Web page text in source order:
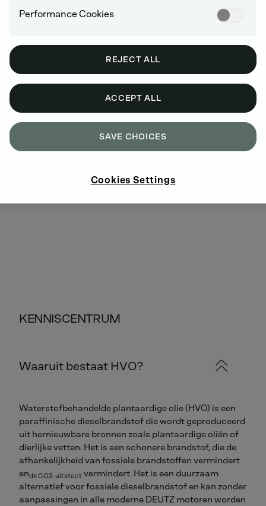
Gemaakt van ruwe grondstoffen zoals afval,
Verkrijgbaar en gebruiksklaar, compatibel
KENNISCENTRUM
Waaruit bestaat HVO?
Waterstofbehandelde plantaardige olie (HVO) is een
paraffinische dieselbrandstof die wordt geproduceerd
uit hernieuwbare bronnen zoals plantaardige oliën of
dierlijke vetten. Het is een schonere brandstof, die de
afhankelijkheid van fossiele brandstoffen vermindert
ende CO2-uitstoot vermindert. Het is een duurzaam
alternatief voor fossiele dieselbrandstof en kan zonder
aanpassingen in alle moderne DEUTZ motoren worden
Performance Cookies
REJECT ALL
ACCEPT ALL
SAVE CHOICES
Cookies Settings